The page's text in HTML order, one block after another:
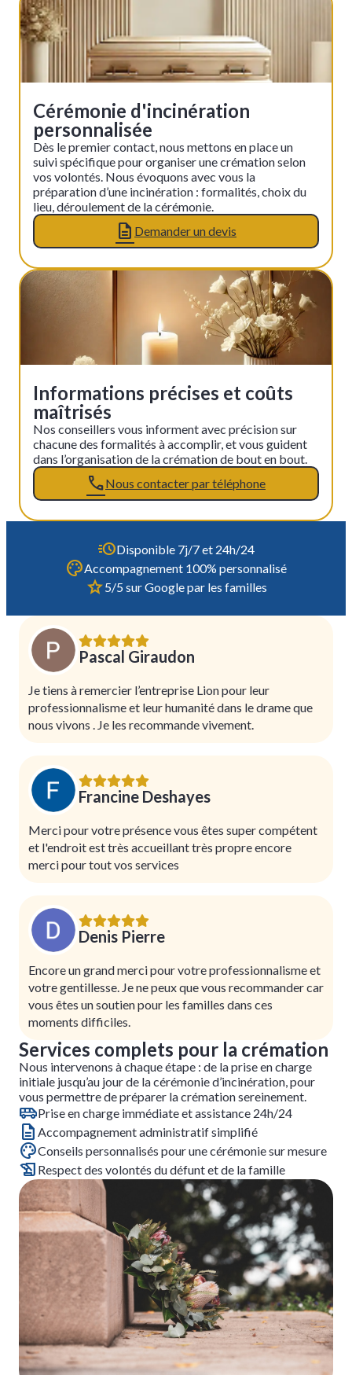
Cérémonie d'incinération
personnalisée
Dès le premier contact, nous mettons en place un
suivi spécifique pour organiser une crémation selon
vos volontés. Nous évoquons avec vous la
préparation d’une incinération : formalités, choix du
lieu, déroulement de la cérémonie.
Demander un devis
Informations précises et coûts
maîtrisés
Nos conseillers vous informent avec précision sur
chacune des formalités à accomplir, et vous guident
dans l’organisation de la crémation de bout en bout.
Nous contacter par téléphone
Disponible 7j/7 et 24h/24
Accompagnement 100% personnalisé
5/5 sur Google par les familles
Pascal Giraudon
Je tiens à remercier l’entreprise Lion pour leur
professionnalisme et leur humanité dans le drame que
nous vivons . Je les recommande vivement.
Francine Deshayes
Merci pour votre présence vous êtes super compétent
et l'endroit est très accueillant très propre encore
merci pour tout vos services
Denis Pierre
Encore un grand merci pour votre professionnalisme et
votre gentillesse. Je ne peux que vous recommander car
vous êtes un soutien pour les familles dans ces
moments difficiles.
Services complets pour la crémation
Nous intervenons à chaque étape : de la prise en charge
initiale jusqu’au jour de la cérémonie d’incinération, pour
vous permettre de préparer la crémation sereinement.
Prise en charge immédiate et assistance 24h/24
Accompagnement administratif simplifié
Conseils personnalisés pour une cérémonie sur mesure
Respect des volontés du défunt et de la famille